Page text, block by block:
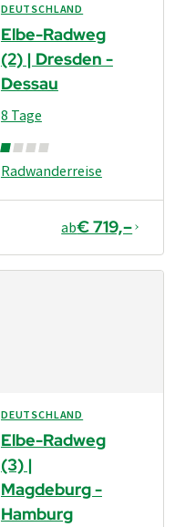
DEUTSCHLAND
Elbe-Radweg
(2) | Dresden -
Dessau
Radwanderreise
8 Tage
ab€ 719,–
DEUTSCHLAND
Elbe-Radweg
(3) |
Magdeburg -
Hamburg